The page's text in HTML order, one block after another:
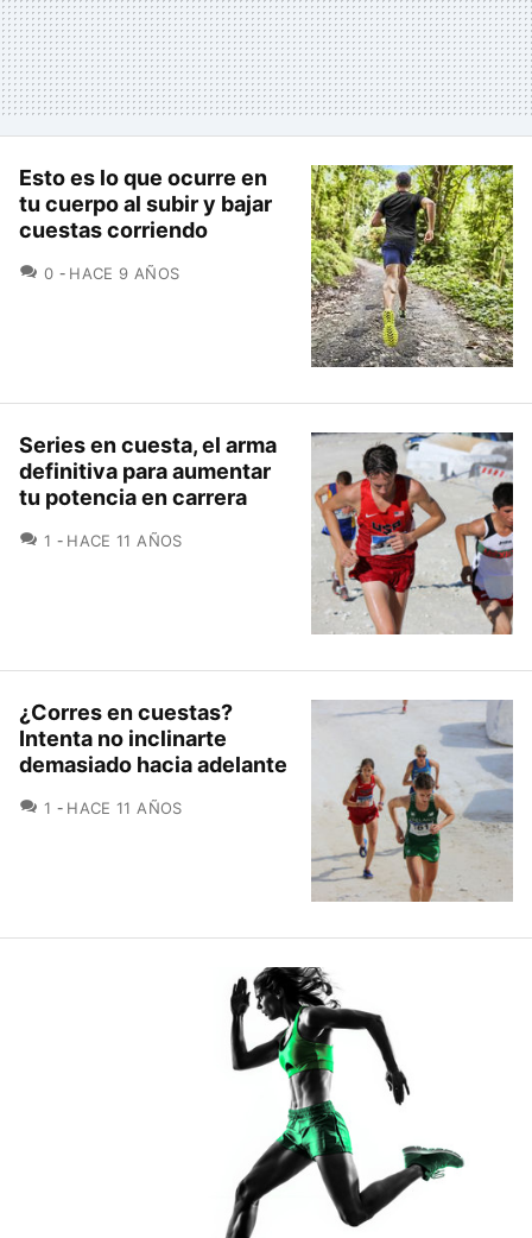
Esto es lo que ocurre en
tu cuerpo al subir y bajar
cuestas corriendo
0 COMENTARIOS
HACE 9 AÑOS
Series en cuesta, el arma
definitiva para aumentar
tu potencia en carrera
1 COMENTARIOS
HACE 11 AÑOS
¿Corres en cuestas?
Intenta no inclinarte
demasiado hacia adelante
1 COMENTARIOS
HACE 11 AÑOS